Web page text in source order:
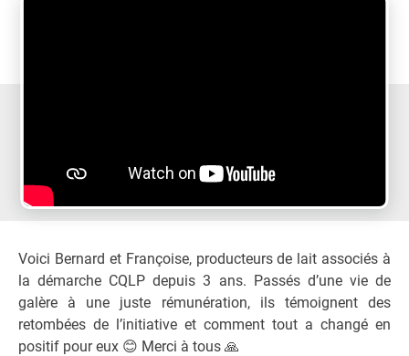
Voici Bernard et Françoise, producteurs de lait associés à
la démarche CQLP depuis 3 ans. Passés d’une vie de
galère à une juste rémunération, ils témoignent des
retombées de l’initiative et comment tout a changé en
positif pour eux 😊 Merci à tous 🙏